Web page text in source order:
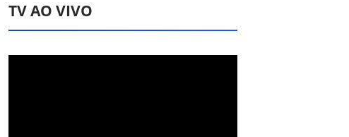
TV AO VIVO